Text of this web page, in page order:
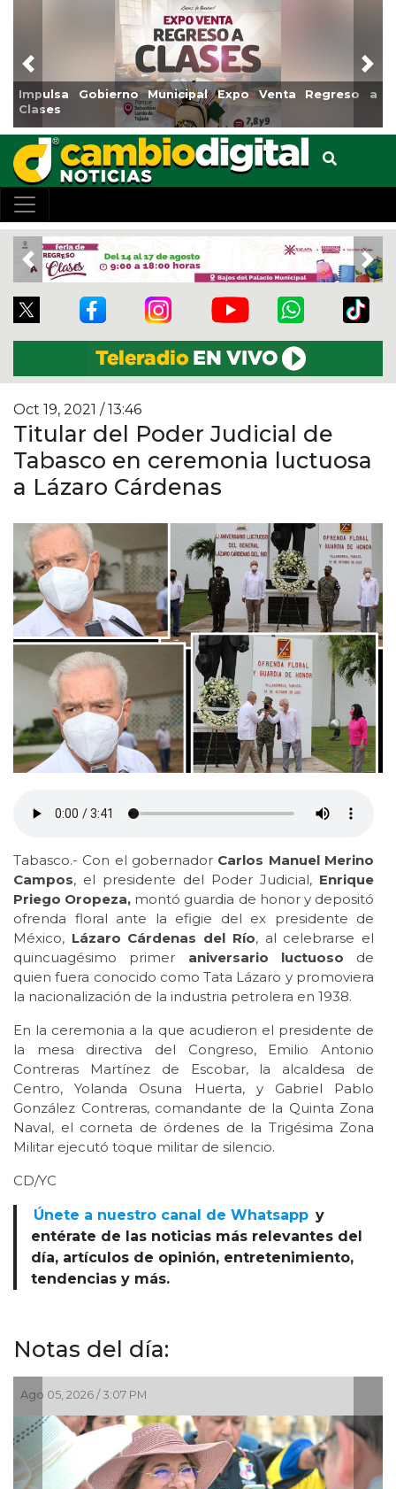
Impulsa Gobierno Municipal Expo Venta Regreso a
Clases
Previous
Previous
Oct 19, 2021 / 13:46
Titular del Poder Judicial de
Tabasco en ceremonia luctuosa
a Lázaro Cárdenas
Tabasco.- Con el gobernador Carlos Manuel Merino
Campos, el presidente del Poder Judicial, Enrique
Priego Oropeza, montó guardia de honor y depositó
ofrenda floral ante la efigie del ex presidente de
México, Lázaro Cárdenas del Río, al celebrarse el
quincuagésimo primer aniversario luctuoso de
quien fuera conocido como Tata Lázaro y promoviera
la nacionalización de la industria petrolera en 1938.
En la ceremonia a la que acudieron el presidente de
la mesa directiva del Congreso, Emilio Antonio
Contreras Martínez de Escobar, la alcaldesa de
Centro, Yolanda Osuna Huerta, y Gabriel Pablo
González Contreras, comandante de la Quinta Zona
Naval, el corneta de órdenes de la Trigésima Zona
Militar ejecutó toque militar de silencio.
CD/YC
Únete a nuestro canal de Whatsapp y
entérate de las noticias más relevantes del
día, artículos de opinión, entretenimiento,
tendencias y más.
Notas del día:
Ago 05, 2026 / 3:07 PM